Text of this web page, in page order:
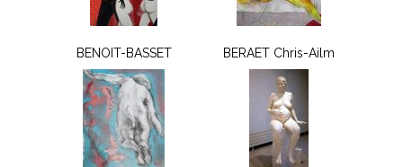
BENOIT-BASSET BERAET Chris-Ailm